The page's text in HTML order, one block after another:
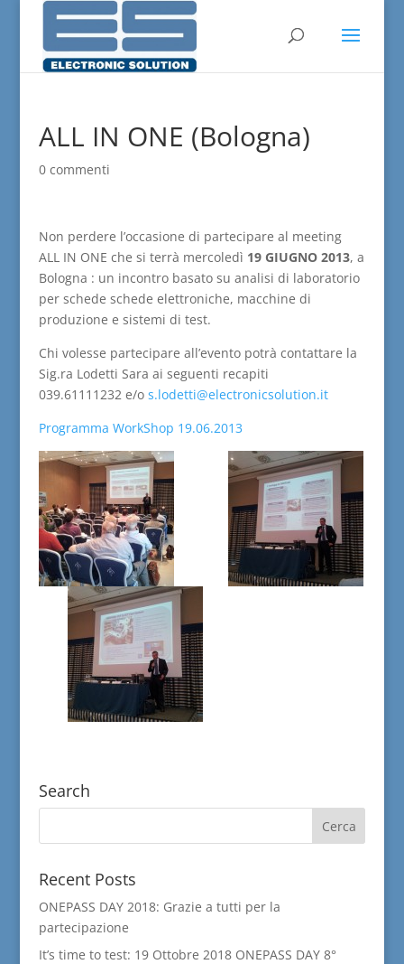
ALL IN ONE (Bologna)
0 commenti
Non perdere l’occasione di partecipare al meeting
ALL IN ONE che si terrà mercoledì 19 GIUGNO 2013, a
Bologna : un incontro basato su analisi di laboratorio
per schede schede elettroniche, macchine di
produzione e sistemi di test.
Chi volesse partecipare all’evento potrà contattare la
Sig.ra Lodetti Sara ai seguenti recapiti
039.61111232 e/o s.lodetti@electronicsolution.it
Programma WorkShop 19.06.2013
Search
Recent Posts
ONEPASS DAY 2018: Grazie a tutti per la
partecipazione
It’s time to test: 19 Ottobre 2018 ONEPASS DAY 8°